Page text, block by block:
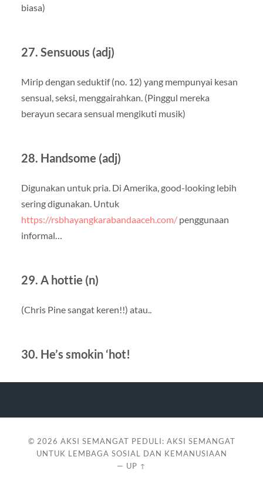
biasa)
27. Sensuous (adj)
Mirip dengan seduktif (no. 12) yang mempunyai kesan
sensual, seksi, menggairahkan. (Pinggul mereka
berayun secara sensual mengikuti musik)
28. Handsome (adj)
Digunakan untuk pria. Di Amerika, good-looking lebih
sering digunakan. Untuk
https://rsbhayangkarabandaaceh.com/penggunaan
informal…
29. A hottie (n)
(Chris Pine sangat keren!!) atau..
30. He’s smokin ‘hot!
© 2026 AKSI SEMANGAT PEDULI: AKSI SEMANGAT
UNTUK LEMBAGA SOSIAL DAN KEMANUSIAAN
— UP ↑